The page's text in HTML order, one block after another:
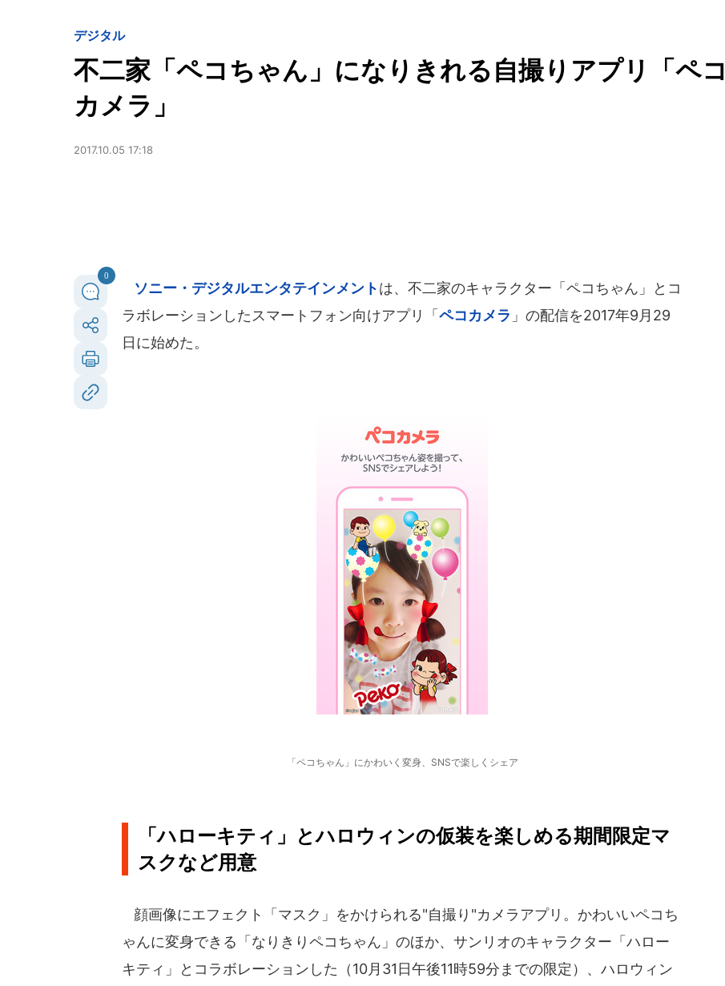
デジタル
不二家「ペコちゃん」になりきれる自撮りアプリ「ペコ
カメラ」
2017.10.05 17:18
0
ソニー・デジタルエンタテインメントは、不二家のキャラクター「ペコちゃん」とコ
ラボレーションしたスマートフォン向けアプリ「 ペコカメラ 」の配信を2017年9月29
日に始めた。
「ペコちゃん」にかわいく変身、SNSで楽しくシェア
「ハローキティ」とハロウィンの仮装を楽しめる期間限定マ
スクなど用意
顔画像にエフェクト「マスク」をかけられる"自撮り"カメラアプリ。かわいいペコち
ゃんに変身できる「なりきりペコちゃん」のほか、サンリオのキャラクター「ハロー
キティ」とコラボレーションした（10月31日午後11時59分までの限定）、ハロウィン